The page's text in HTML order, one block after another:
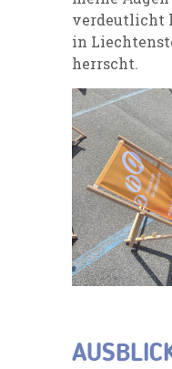
verdeutlicht
in
herrscht.